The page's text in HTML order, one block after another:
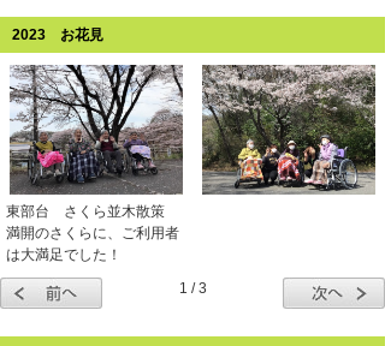
2023 お花見
東部台 さくら並木散策
満開のさくらに、ご利用者
は大満足でした！
1 / 3